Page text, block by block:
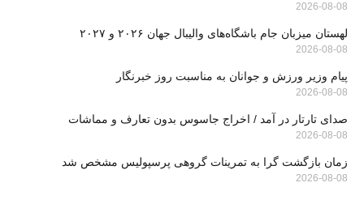
2026-08-08
لهستان میزبان جام باشگاه‌های والیبال جهان ۲۰۲۶ و ۲۰۲۷
2026-08-08
پیام وزیر ورزش و جوانان به مناسبت روز خبرنگار
2026-08-08
صدای تارتار در آمد / اخراج جاسوس بدون تعارف و مماشات
2026-08-08
زمان بازگشت گرا به تمرینات گروهی پرسپولیس مشخص شد
2026-08-08